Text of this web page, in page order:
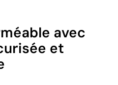
avec
et